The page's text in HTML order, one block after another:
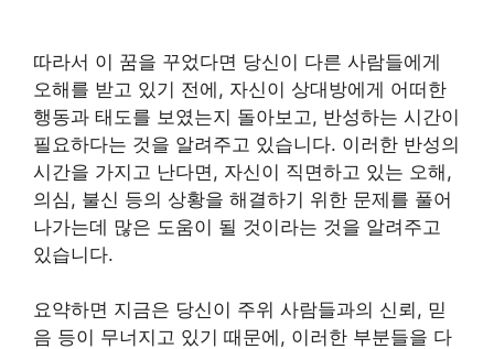
따라서 이 꿈을 꾸었다면 당신이 다른 사람들에게
오해를 받고 있기 전에, 자신이 상대방에게 어떠한
행동과 태도를 보였는지 돌아보고, 반성하는 시간이
필요하다는 것을 알려주고 있습니다. 이러한 반성의
시간을 가지고 난다면, 자신이 직면하고 있는 오해,
의심, 불신 등의 상황을 해결하기 위한 문제를 풀어
나가는데 많은 도움이 될 것이라는 것을 알려주고
있습니다.
요약하면 지금은 당신이 주위 사람들과의 신뢰, 믿
음 등이 무너지고 있기 때문에, 이러한 부분들을 다